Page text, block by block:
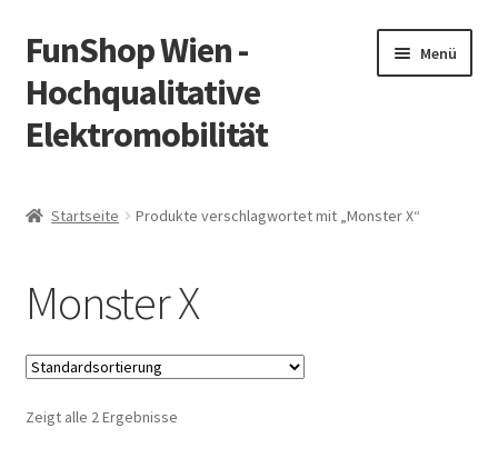
Zur
Navigation
springen
Zum
Inhalt
springen
FunShop Wien -
Hochqualitative
Elektromobilität
Menü
Vorsicht Internetbetrug
Über FunShop
Impressum
Startseite Produkte verschlagwortet mit „Monster X“
Monster X
Zeigt alle 2 Ergebnisse